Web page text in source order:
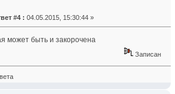
#4 : 04.05.2015, 15:30:44 »
может быть и закорочена
Записан